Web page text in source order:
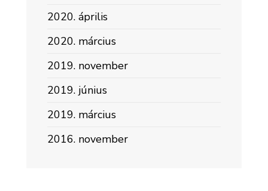
2020. április
2020. március
2019. november
2019. június
2019. március
2016. november